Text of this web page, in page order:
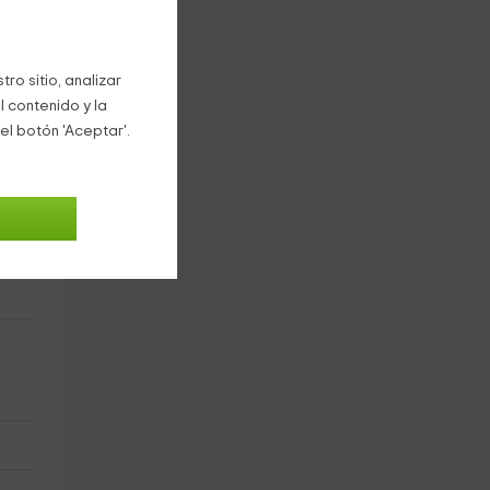
sitio, analizar
contenido y la
botón 'Aceptar'.